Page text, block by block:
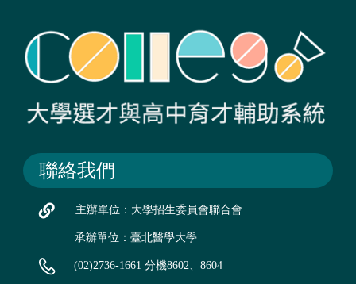
聯絡我們
主辦單位：大學招生委員會聯合會
承辦單位：臺北醫學大學
(02)2736-1661 分機8602、8604